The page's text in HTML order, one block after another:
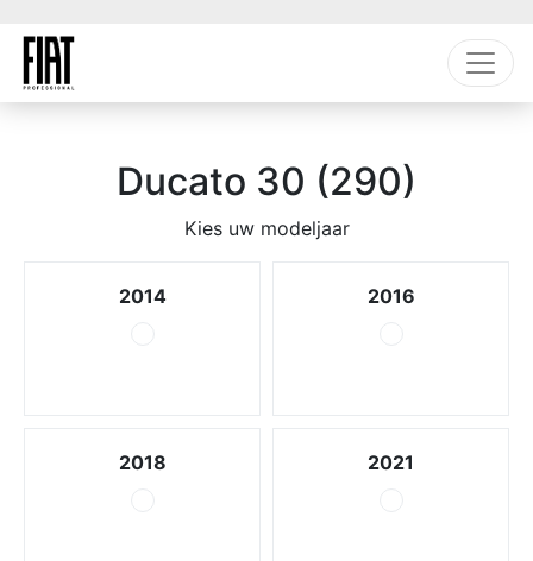
Ducato 30 (290)
Kies uw modeljaar
2014 2016
2018 2021